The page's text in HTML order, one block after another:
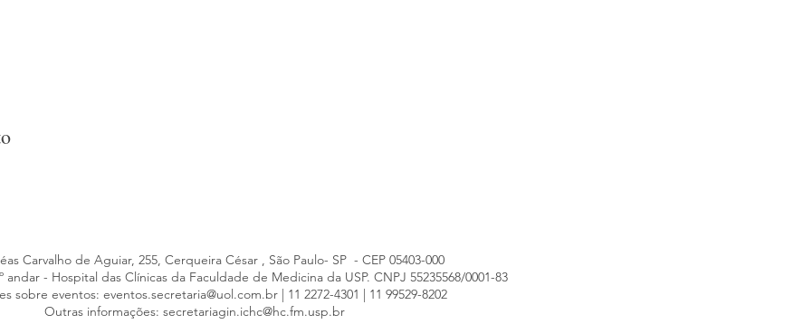
Carvalho de Aguiar, 255, Cerqueira César , São Paulo- SP - CEP 05403-000
andar - Hospital das Clínicas da Faculdade de Medicina da USP. CNPJ 55235568/0001-83
sobre eventos: eventos.secretaria@uol.com.br | 11 2272-4301 | 11 99529-8202
Outras informações: secretariagin.ichc@hc.fm.usp.br